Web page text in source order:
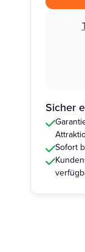
Sicher
Sofort